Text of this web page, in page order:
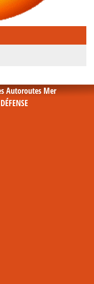
Autoroutes Mer